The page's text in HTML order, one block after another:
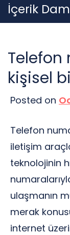
Skip
to
İçerik
Telefon
kişisel
Posted on
Telefon
iletişim
teknolojinin
ulaşmanın
merak
internet